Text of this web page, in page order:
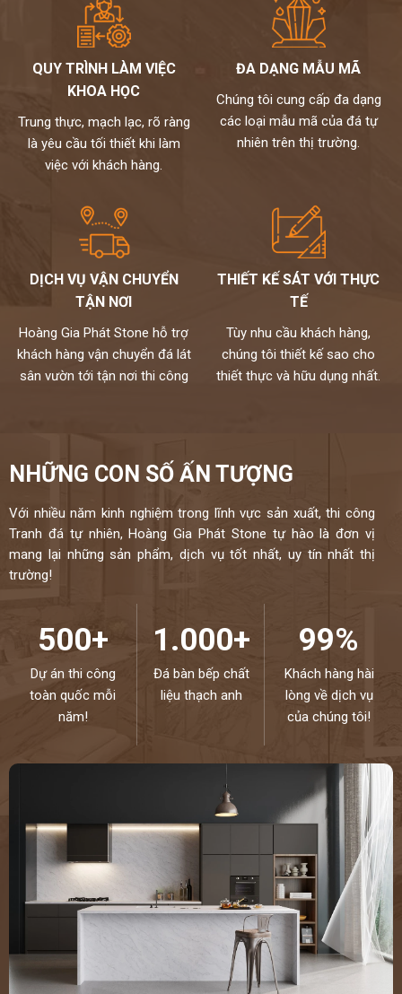
QUY TRÌNH LÀM VIỆC
KHOA HỌC
Trung thực, mạch lạc, rõ ràng
là yêu cầu tối thiết khi làm
việc với khách hàng.
ĐA DẠNG MẪU MÃ
Chúng tôi cung cấp đa dạng
các loại mẫu mã của đá tự
nhiên trên thị trường.
DỊCH VỤ VẬN CHUYỂN
TẬN NƠI
Hoàng Gia Phát Stone hỗ trợ
khách hàng vận chuyển đá lát
sân vườn tới tận nơi thi công
THIẾT KẾ SÁT VỚI THỰC
TẾ
Tùy nhu cầu khách hàng,
chúng tôi thiết kế sao cho
thiết thực và hữu dụng nhất.
NHỮNG CON SỐ ẤN TƯỢNG
Với nhiều năm kinh nghiệm trong lĩnh vực sản xuất, thi công
Tranh đá tự nhiên, Hoàng Gia Phát Stone tự hào là đơn vị
mang lại những sản phẩm, dịch vụ tốt nhất, uy tín nhất thị
trường!
500+
Dự án thi công
toàn quốc mỗi
năm!
1.000+
Đá bàn bếp chất
liệu thạch anh
99%
Khách hàng hài
lòng về dịch vụ
của chúng tôi!